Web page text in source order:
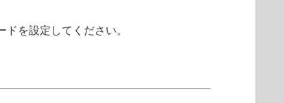
を設定してください。